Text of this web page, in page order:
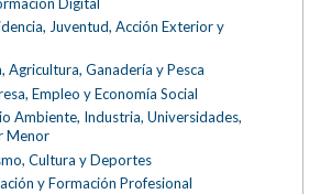
Juventud, Acción Exterior y
Agricultura, Ganadería y Pesca
Empleo y Economía Social
Ambiente, Industria, Universidades,
Menor
Cultura y Deportes
y Formación Profesional